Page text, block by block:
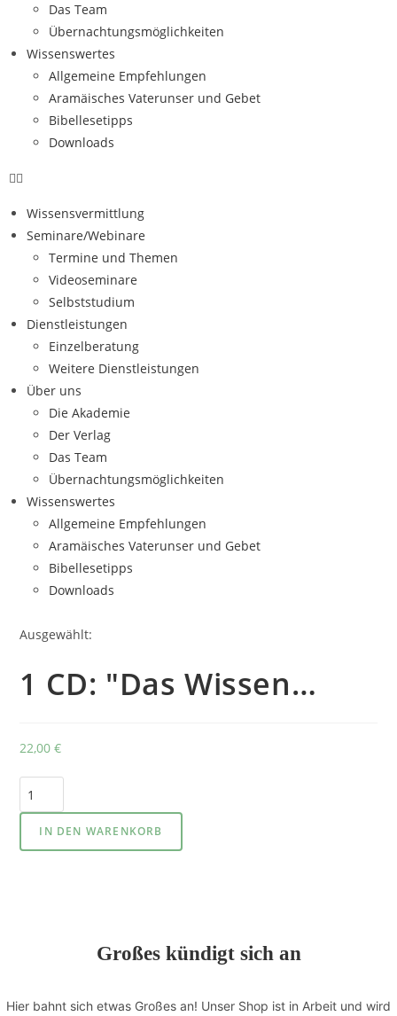
Das Team
Übernachtungsmöglichkeiten
Wissenswertes
Allgemeine Empfehlungen
Aramäisches Vaterunser und Gebet
Bibellesetipps
Downloads
Wissensvermittlung
Seminare/Webinare
Termine und Themen
Videoseminare
Selbststudium
Dienstleistungen
Einzelberatung
Weitere Dienstleistungen
Über uns
Die Akademie
Der Verlag
Das Team
Übernachtungsmöglichkeiten
Wissenswertes
Allgemeine Empfehlungen
Aramäisches Vaterunser und Gebet
Bibellesetipps
Downloads
Ausgewählt:
1 CD: "Das Wissen…
22,00€
IN DEN WARENKORB
Großes kündigt sich an
Hier bahnt sich etwas Großes an! Unser Shop ist in Arbeit und wird